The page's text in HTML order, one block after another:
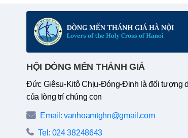
HỘI DÒNG MẾN THÁNH GIÁ
Đức Giêsu-Kitô Chịu-Đóng-Đinh là đối tượng
của lòng trí chúng con
Email: vanhoamtghn@gmail.com
Tel: 024 38248643